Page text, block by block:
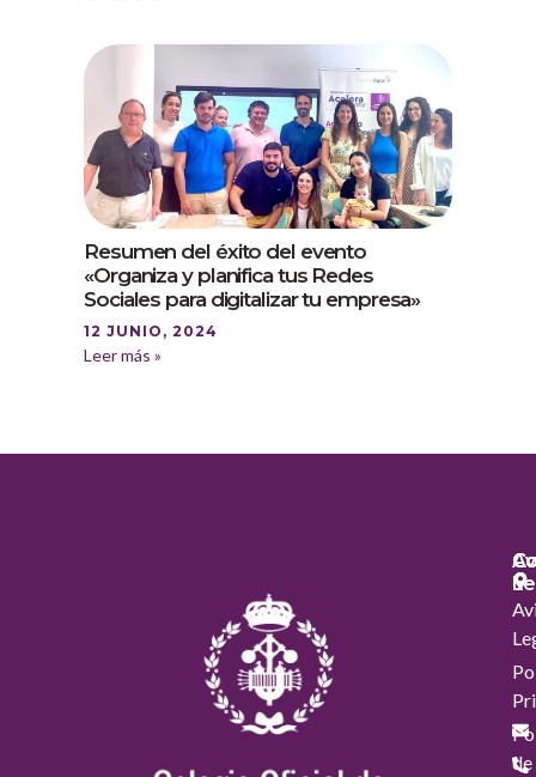
Resumen del éxito del evento
«Organiza y planifica tus Redes
Sociales para digitalizar tu empresa»
12 JUNIO, 2024
Leer más »
de